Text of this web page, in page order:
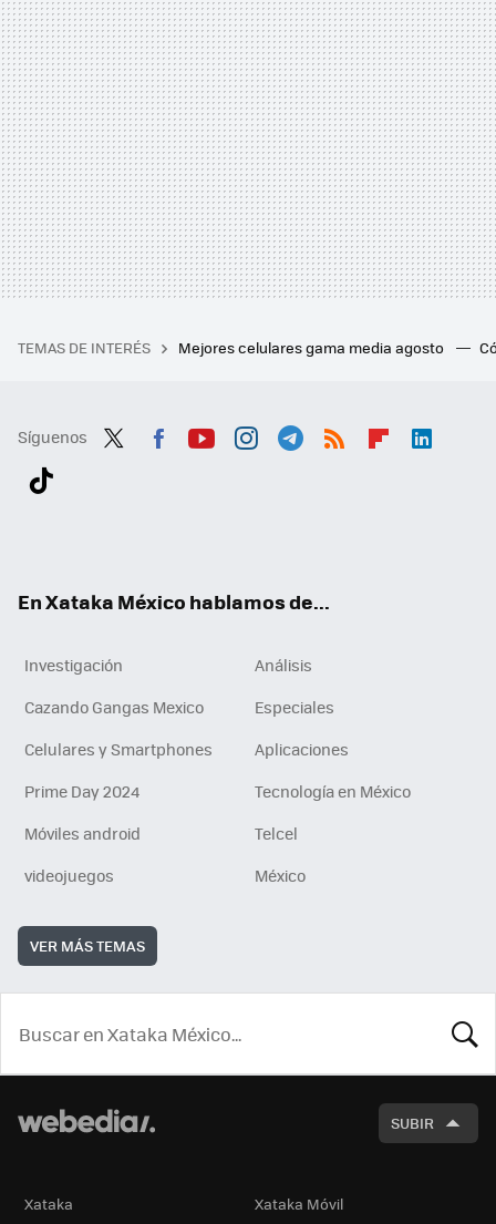
TEMAS DE INTERÉS Mejores celulares gama media agosto
Síguenos
En Xataka México hablamos de...
Investigación
Análisis
Cazando Gangas Mexico
Especiales
Celulares y Smartphones
Aplicaciones
Prime Day 2024
Tecnología en México
Móviles android
Telcel
videojuegos
México
VER MÁS TEMAS
SUBIR
Xataka Xataka Móvil